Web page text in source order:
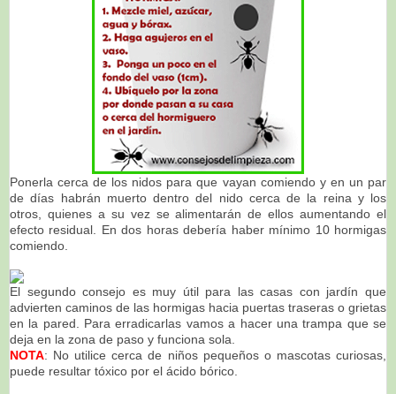
Ponerla cerca de los nidos para que vayan comiendo y en un par
de días habrán muerto dentro del nido cerca de la reina y los
otros, quienes a su vez se alimentarán de ellos aumentando el
efecto residual. En dos horas debería haber mínimo 10 hormigas
comiendo.
El segundo consejo es muy útil para las casas con jardín que
advierten caminos de las hormigas hacia puertas traseras o grietas
en la pared. Para erradicarlas vamos a hacer una trampa que se
deja en la zona de paso y funciona sola.
NOTA: No utilice cerca de niños pequeños o mascotas curiosas,
puede resultar tóxico por el ácido bórico.